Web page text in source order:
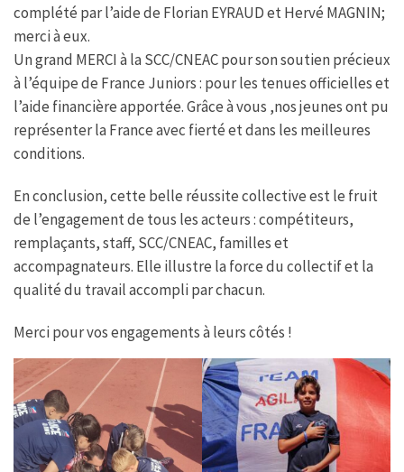
complété par l’aide de Florian EYRAUD et Hervé MAGNIN;
merci à eux.
Un grand MERCI à la SCC/CNEAC pour son soutien précieux
à l’équipe de France Juniors : pour les tenues officielles et
l’aide financière apportée. Grâce à vous ,nos jeunes ont pu
représenter la France avec fierté et dans les meilleures
conditions.
En conclusion, cette belle réussite collective est le fruit
de l’engagement de tous les acteurs : compétiteurs,
remplaçants, staff, SCC/CNEAC, familles et
accompagnateurs. Elle illustre la force du collectif et la
qualité du travail accompli par chacun.
Merci pour vos engagements à leurs côtés !